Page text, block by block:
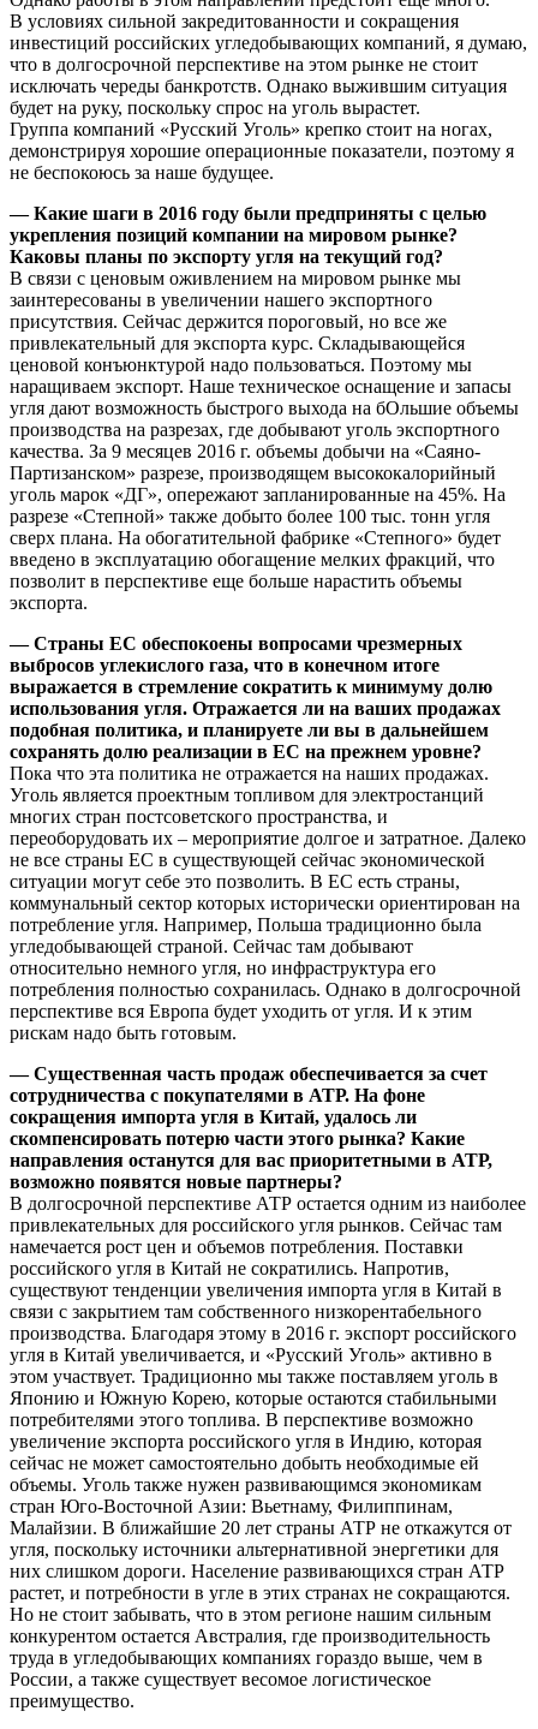
В условиях сильной закредитованности и сокращения
инвестиций российских угледобывающих компаний, я думаю,
что в долгосрочной перспективе на этом рынке не стоит
исключать череды банкротств. Однако выжившим ситуация
будет на руку, поскольку спрос на уголь вырастет.
Группа компаний «Русский Уголь» крепко стоит на ногах,
демонстрируя хорошие операционные показатели, поэтому я
не беспокоюсь за наше будущее.
— Какие шаги в 2016 году были предприняты с целью
укрепления позиций компании на мировом рынке?
Каковы планы по экспорту угля на текущий год?
В связи с ценовым оживлением на мировом рынке мы
заинтересованы в увеличении нашего экспортного
присутствия. Сейчас держится пороговый, но все же
привлекательный для экспорта курс. Складывающейся
ценовой конъюнктурой надо пользоваться. Поэтому мы
наращиваем экспорт. Наше техническое оснащение и запасы
угля дают возможность быстрого выхода на бОльшие объемы
производства на разрезах, где добывают уголь экспортного
качества. За 9 месяцев 2016 г. объемы добычи на «Саяно-
Партизанском» разрезе, производящем высококалорийный
уголь марок «ДГ», опережают запланированные на 45%. На
разрезе «Степной» также добыто более 100 тыс. тонн угля
сверх плана. На обогатительной фабрике «Степного» будет
введено в эксплуатацию обогащение мелких фракций, что
позволит в перспективе еще больше нарастить объемы
экспорта.
— Страны ЕС обеспокоены вопросами чрезмерных
выбросов углекислого газа, что в конечном итоге
выражается в стремление сократить к минимуму долю
использования угля. Отражается ли на ваших продажах
подобная политика, и планируете ли вы в дальнейшем
сохранять долю реализации в ЕС на прежнем уровне?
Пока что эта политика не отражается на наших продажах.
Уголь является проектным топливом для электростанций
многих стран постсоветского пространства, и
переоборудовать их – мероприятие долгое и затратное. Далеко
не все страны ЕС в существующей сейчас экономической
ситуации могут себе это позволить. В ЕС есть страны,
коммунальный сектор которых исторически ориентирован на
потребление угля. Например, Польша традиционно была
угледобывающей страной. Сейчас там добывают
относительно немного угля, но инфраструктура его
потребления полностью сохранилась. Однако в долгосрочной
перспективе вся Европа будет уходить от угля. И к этим
рискам надо быть готовым.
— Существенная часть продаж обеспечивается за счет
сотрудничества с покупателями в АТР. На фоне
сокращения импорта угля в Китай, удалось ли
скомпенсировать потерю части этого рынка? Какие
направления останутся для вас приоритетными в АТР,
возможно появятся новые партнеры?
В долгосрочной перспективе АТР остается одним из наиболее
привлекательных для российского угля рынков. Сейчас там
намечается рост цен и объемов потребления. Поставки
российского угля в Китай не сократились. Напротив,
существуют тенденции увеличения импорта угля в Китай в
связи с закрытием там собственного низкорентабельного
производства. Благодаря этому в 2016 г. экспорт российского
угля в Китай увеличивается, и «Русский Уголь» активно в
этом участвует. Традиционно мы также поставляем уголь в
Японию и Южную Корею, которые остаются стабильными
потребителями этого топлива. В перспективе возможно
увеличение экспорта российского угля в Индию, которая
сейчас не может самостоятельно добыть необходимые ей
объемы. Уголь также нужен развивающимся экономикам
стран Юго-Восточной Азии: Вьетнаму, Филиппинам,
Малайзии. В ближайшие 20 лет страны АТР не откажутся от
угля, поскольку источники альтернативной энергетики для
них слишком дороги. Население развивающихся стран АТР
растет, и потребности в угле в этих странах не сокращаются.
Но не стоит забывать, что в этом регионе нашим сильным
конкурентом остается Австралия, где производительность
труда в угледобывающих компаниях гораздо выше, чем в
России, а также существует весомое логистическое
преимущество.